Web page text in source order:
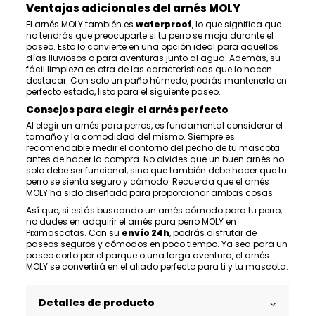
Ventajas adicionales del arnés MOLY
El arnés MOLY también eswaterproof, lo que significa que
no tendrás que preocuparte si tu perro se moja durante el
paseo. Esto lo convierte en una opción ideal para aquellos
días lluviosos o para aventuras junto al agua. Además, su
fácil limpieza es otra de las características que lo hacen
destacar. Con solo un paño húmedo, podrás mantenerlo en
perfecto estado, listo para el siguiente paseo.
Consejos para elegir el arnés perfecto
Al elegir un arnés para perros, es fundamental considerar el
tamaño y la comodidad del mismo. Siempre es
recomendable medir el contorno del pecho de tu mascota
antes de hacer la compra. No olvides que un buen arnés no
solo debe ser funcional, sino que también debe hacer que tu
perro se sienta seguro y cómodo. Recuerda que el arnés
MOLY ha sido diseñado para proporcionar ambas cosas.
Así que, si estás buscando un arnés cómodo para tu perro,
no dudes en adquirir el arnés para perro MOLY en
Piximascotas. Con su envío 24h, podrás disfrutar de
paseos seguros y cómodos en poco tiempo. Ya sea para un
paseo corto por el parque o una larga aventura, el arnés
MOLY se convertirá en el aliado perfecto para ti y tu mascota.
Detalles de producto